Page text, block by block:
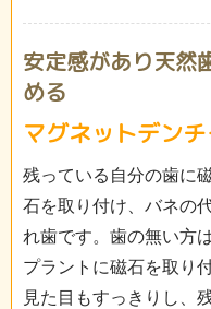
安定感があり天然
める
マグネットデン
残っている自分の歯に
石を取り付け、バネの
れ歯です。歯の無い方
プラントに磁石を取り
見た目もすっきりし、